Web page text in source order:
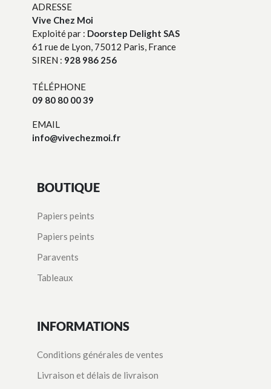
ADRESSE
Vive Chez Moi
Exploité par : Doorstep Delight SAS
61 rue de Lyon, 75012 Paris, France
SIREN : 928 986 256
TÉLÉPHONE
09 80 80 00 39
EMAIL
info@vivechezmoi.fr
BOUTIQUE
Papiers peints
Papiers peints
Paravents
Tableaux
INFORMATIONS
Conditions générales de ventes
Livraison et délais de livraison